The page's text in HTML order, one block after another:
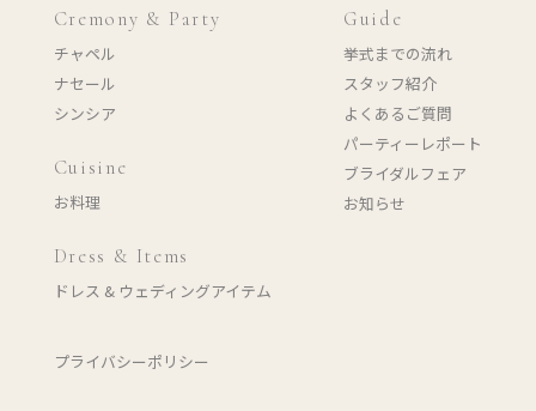
Cremony & Party
チャペル
ナセール
シンシア
Cuisine
お料理
Dress & Items
ドレス & ウェディングアイテム
Guide
挙式までの流れ
スタッフ紹介
よくあるご質問
パーティーレポート
ブライダルフェア
お知らせ
プライバシーポリシー